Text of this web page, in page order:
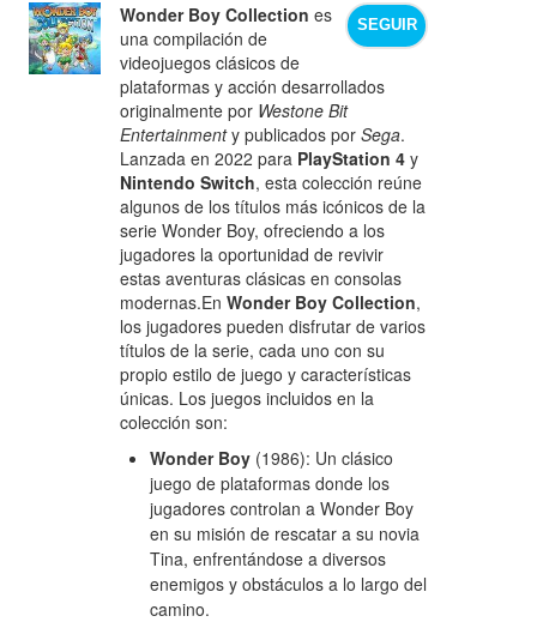
SEGUIR
Wonder Boy Collection es
una compilación de
videojuegos clásicos de
plataformas y acción desarrollados
originalmente por Westone Bit
Entertainmenty publicados porSega.
Lanzada en 2022 para PlayStation 4 y
Nintendo Switch, esta colección reúne
algunos de los títulos más icónicos de la
serie Wonder Boy, ofreciendo a los
jugadores la oportunidad de revivir
estas aventuras clásicas en consolas
modernas.EnWonder Boy Collection,
los jugadores pueden disfrutar de varios
títulos de la serie, cada uno con su
propio estilo de juego y características
únicas. Los juegos incluidos en la
colección son:
Wonder Boy (1986): Un clásico
juego de plataformas donde los
jugadores controlan a Wonder Boy
en su misión de rescatar a su novia
Tina, enfrentándose a diversos
enemigos y obstáculos a lo largo del
camino.